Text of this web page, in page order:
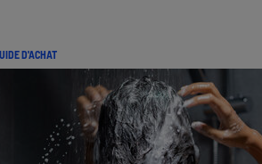
D'ACHAT